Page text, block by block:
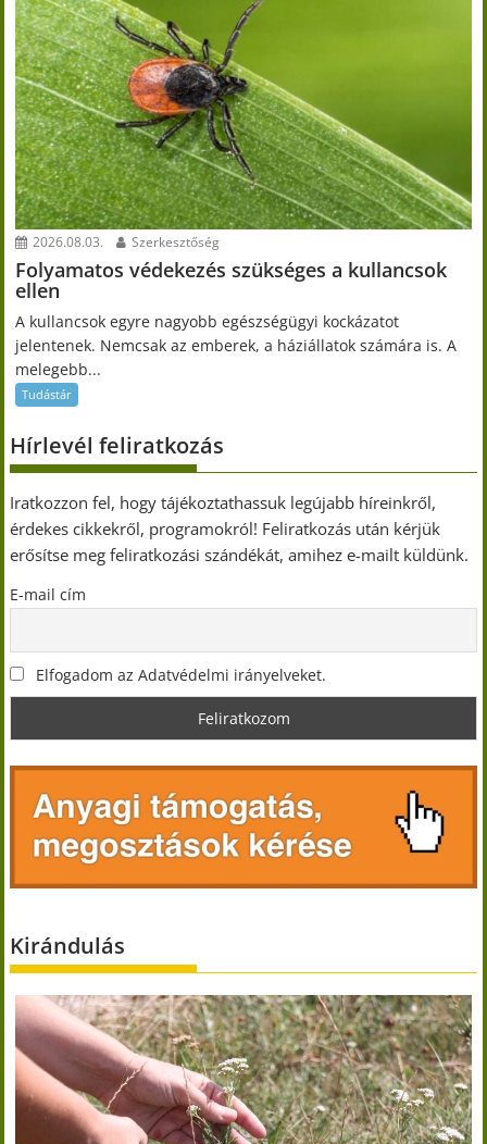
2026.08.03. Szerkesztőség
Folyamatos védekezés szükséges a kullancsok
ellen
A kullancsok egyre nagyobb egészségügyi kockázatot
jelentenek. Nemcsak az emberek, a háziállatok számára is. A
melegebb...
Tudástár
Hírlevél feliratkozás
Iratkozzon fel, hogy tájékoztathassuk legújabb híreinkről,
érdekes cikkekről, programokról! Feliratkozás után kérjük
erősítse meg feliratkozási szándékát, amihez e-mailt küldünk.
E-mail cím
Elfogadom az Adatvédelmi irányelveket.
Kirándulás